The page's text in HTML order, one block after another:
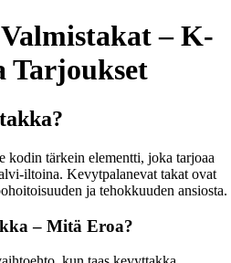
– K-
Tarjoukset
kodin tärkein elementti, joka tarjoaa
iltoina. Kevytpalanevat takat ovat
ja tehokkuuden ansiosta.
– Mitä Eroa?